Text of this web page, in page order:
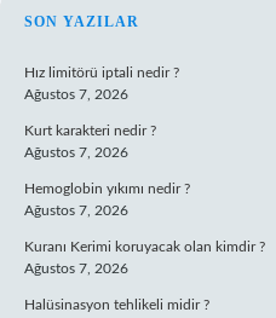
SIDEBAR
SON YAZILAR
Hız limitörü iptali nedir ?
Ağustos 7, 2026
Kurt karakteri nedir ?
Ağustos 7, 2026
Hemoglobin yıkımı nedir ?
Ağustos 7, 2026
Kuranı Kerimi koruyacak olan kimdir ?
Ağustos 7, 2026
Halüsinasyon tehlikeli midir ?